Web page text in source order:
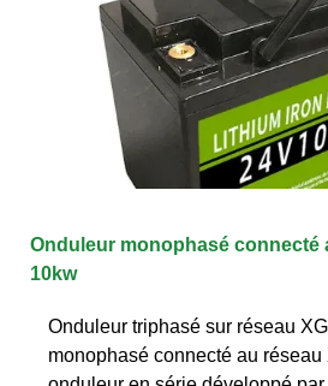
Onduleur monophasé connecté
10kw
Onduleur triphasé sur réseau
monophasé connecté au réseau